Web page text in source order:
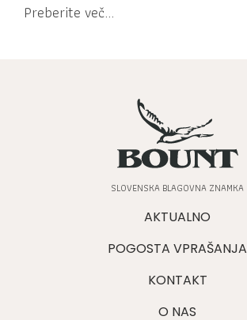
Preberite več...
SLOVENSKA BLAGOVNA ZNAMKA
AKTUALNO
POGOSTA VPRAŠANJA
KONTAKT
O NAS